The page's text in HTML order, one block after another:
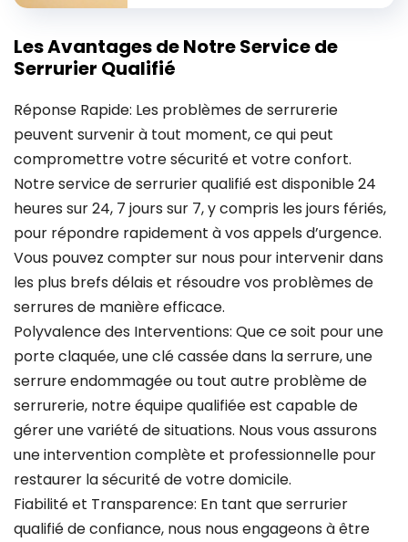
Les Avantages de Notre Service de
Serrurier Qualifié
Réponse Rapide: Les problèmes de serrurerie
peuvent survenir à tout moment, ce qui peut
compromettre votre sécurité et votre confort.
Notre service de serrurier qualifié est disponible 24
heures sur 24, 7 jours sur 7, y compris les jours fériés,
pour répondre rapidement à vos appels d’urgence.
Vous pouvez compter sur nous pour intervenir dans
les plus brefs délais et résoudre vos problèmes de
serrures de manière efficace.
Polyvalence des Interventions: Que ce soit pour une
porte claquée, une clé cassée dans la serrure, une
serrure endommagée ou tout autre problème de
serrurerie, notre équipe qualifiée est capable de
gérer une variété de situations. Nous vous assurons
une intervention complète et professionnelle pour
restaurer la sécurité de votre domicile.
Fiabilité et Transparence: En tant que serrurier
qualifié de confiance, nous nous engageons à être